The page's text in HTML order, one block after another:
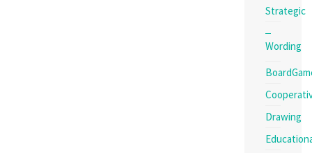
Strategic
Wording
Drawing